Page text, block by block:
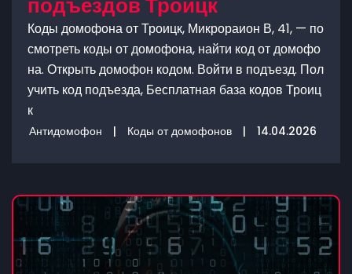
Коды домофона от Троицк, Микрораион В, 41, — по
смотреть коды от домофона, найти код от домофо
на. Открыть домофон кодом. Войти в подъезд. Пол
учить код подъезда, Бесплатная база кодов Троиц
к
Антидомофон | Коды от домофонов | 14.04.2026